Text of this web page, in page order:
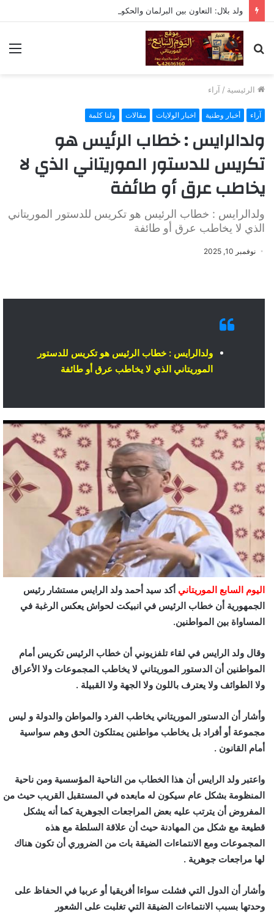
بحث
عن
الرئيسية / آراء
آراء أخبار وطنية اخبار الولايات مقالات ولنا كلمة
ولدالرايس : خطاب الرئيس هو
تكريس للدستور الموريتاني الذي لا
يخاطب عرق أو طائفة
ولدالرايس : خطاب الرئيس هو تكريس للدستور الموريتاني
الذي لا يخاطب عرق أو طائفة
نوفمبر 10, 2025
ولدالرايس : خطاب الرئيس هو تكريس للدستور
الموريتاني الذي لا يخاطب عرق أو طائفة
اليوم السابع الموريتاني أكد سيد أحمد ولد الرايس مستشار رئيس
الجمهورية أن خطاب الرئيس في انبيكت لحواش يعكس الرغبة في
المساواة بين المواطنين.
وقال ولد الرايس في لقاء تلفزيوني أن خطاب الرئيس تكريس أمام
المواطنين أن الدستور الموريتاني لا يخاطب المجموعات ولا الأعراق
ولا الطوائف ولا يعترف باللون ولا الجهة ولا القبيلة .
وأشار أن الدستور الموريتاني يخاطب الفرد والمواطن والدولة و ليس
مجموعة أو أفراد بل يخاطب مواطنين يمتلكون الحق وهم سواسية
أمام القانون .
واعتبر ولد الرايس أن هذا الخطاب من الناحية المؤسسية ومن ناحية
المنظومة بشكل عام سيكون له مابعده في المستقبل القريب حيث من
المفروض أن يترتب عليه بعض المراجعات الجوهرية كما أنه يشكل
قطيعة مع شكل من المهادنة حيث أن علاقة السلطة مع هذه
المجموعات ومع الانتماءات الضيقة بات من الضروري أن تكون هناك
لها مراجعات جوهرية .
وأشار أن الدول التي فشلت سواءا أفريقيا أو عربيا في الحفاظ على
وحدتها بسبب الانتماءات الضيقة التي تغلبت على الشعور